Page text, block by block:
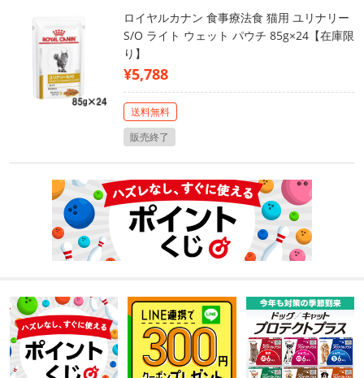
ロイヤルカナン 食事療法食 猫用 ユリナリー
S/O ライト ウェット パウチ 85g×24【在庫限
り】
¥5,788
送料無料
販売終了